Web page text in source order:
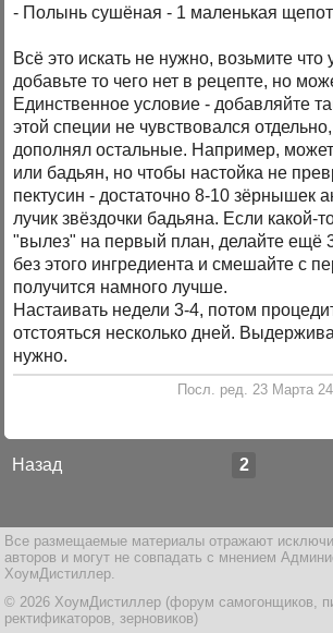
- Полынь сушёная - 1 маленькая
Всё это искать не нужно, возьмите что
добавьте то чего нет в рецепте, но
Единственное условие - добавляйте
этой специи не чувствовался
дополнял остальные. Например,
или бадьян, но чтобы настойка не
пектусин - достаточно 8-10 зёрнышек
лучик звёздочки бадьяна. Если какой-
"вылез" на первый план, делайте ещё
без этого ингредиента и смешайте с
получится намного лучше.
Настаивать недели 3-4, потом
отстояться несколько дней.
нужно.
Посл. ред. 23 Марта
Назад 2
Все размещаемые материалы отражают
авторов и могут не совпадать с мнением
ХоумДистиллер.
© 2026 ХоумДистиллер (форум самогонщиков,
ректификаторов, зерновиков)